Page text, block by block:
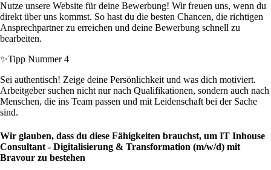
Nutze unsere Website für deine Bewerbung! Wir freuen uns, wenn du
direkt über uns kommst. So hast du die besten Chancen, die richtigen
Ansprechpartner zu erreichen und deine Bewerbung schnell zu
bearbeiten.
✨Tipp Nummer 4
Sei authentisch! Zeige deine Persönlichkeit und was dich motiviert.
Arbeitgeber suchen nicht nur nach Qualifikationen, sondern auch nach
Menschen, die ins Team passen und mit Leidenschaft bei der Sache
sind.
Wir glauben, dass du diese Fähigkeiten brauchst, um IT Inhouse
Consultant - Digitalisierung & Transformation (m/w/d) mit
Bravour zu bestehen